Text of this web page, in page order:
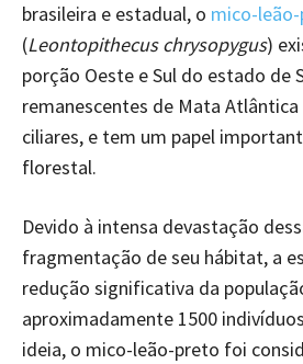
brasileira e estadual, o mico-
(Leontopithecus chrysopygus)
porção Oeste e Sul do estado de
remanescentes de Mata
ciliares, e tem um papel
florestal.
Devido à intensa devastação
fragmentação de seu hábitat, a
redução significativa da
aproximadamente 1500
ideia, o mico-leão-preto foi